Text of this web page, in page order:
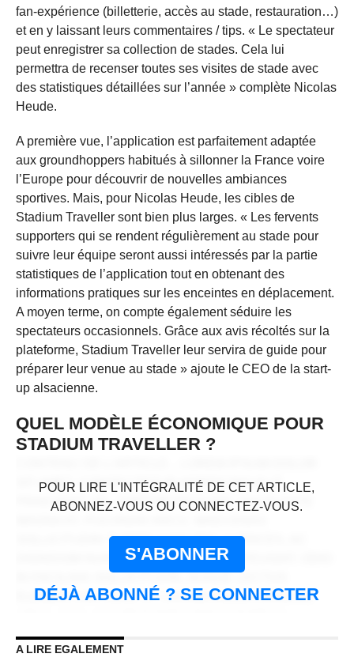
fan-expérience (billetterie, accès au stade, restauration…)
et en y laissant leurs commentaires / tips. « Le spectateur
peut enregistrer sa collection de stades. Cela lui
permettra de recenser toutes ses visites de stade avec
des statistiques détaillées sur l’année » complète Nicolas
Heude.
A première vue, l’application est parfaitement adaptée
aux groundhoppers habitués à sillonner la France voire
l’Europe pour découvrir de nouvelles ambiances
sportives. Mais, pour Nicolas Heude, les cibles de
Stadium Traveller sont bien plus larges. « Les fervents
supporters qui se rendent régulièrement au stade pour
suivre leur équipe seront aussi intéressés par la partie
statistiques de l’application tout en obtenant des
informations pratiques sur les enceintes en déplacement.
A moyen terme, on compte également séduire les
spectateurs occasionnels. Grâce aux avis récoltés sur la
plateforme, Stadium Traveller leur servira de guide pour
préparer leur venue au stade » ajoute le CEO de la start-
up alsacienne.
QUEL MODÈLE ÉCONOMIQUE POUR
STADIUM TRAVELLER ?
SIT AMET, CONSECTETUR ADIPISCING ELIT.
PRAESENT VEL TORTOR FACILISIS, VULPUTATE
SOLLICITUDIN TURPIS A MAURIS ULTRICES, AC
DIGNISSIM NUNC AUCTOR. AENEAN FEUGIAT, ODIO
ELEMENTUM FELIS, UT LACINIA NULLA URNA AC
CONGUE. CRAS NON LACUS ID MAGNA
SCELERISQUE SODALES. CURABITUR NON
CONTENU RÉSERVÉ AUX
ABONNÉS
POUR LIRE L'INTÉGRALITÉ DE CET ARTICLE,
ABONNEZ-VOUS OU CONNECTEZ-VOUS.
S'ABONNER
DÉJÀ ABONNÉ ? SE CONNECTER
A LIRE EGALEMENT